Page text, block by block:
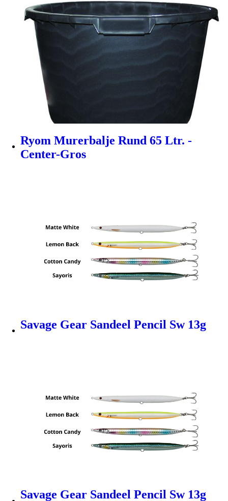
Ryom Murerbalje Rund 65 Ltr. -
Center-Gros
Savage Gear Sandeel Pencil Sw 13g
Savage Gear Sandeel Pencil Sw 13g